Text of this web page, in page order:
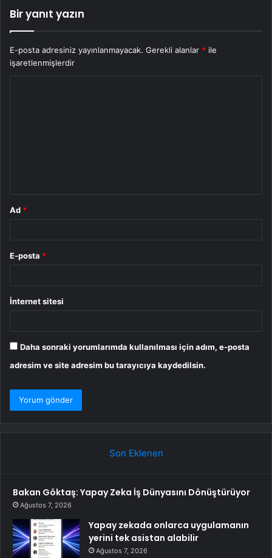
Bir yanıt yazın
E-posta adresiniz yayınlanmayacak. Gerekli alanlar * ile
işaretlenmişlerdir
Ad *
E-posta *
İnternet sitesi
Daha sonraki yorumlarımda kullanılması için adım, e-posta
adresim ve site adresim bu tarayıcıya kaydedilsin.
Son Eklenen
Bakan Göktaş: Yapay Zeka İş Dünyasını Dönüştürüyor
Ağustos 7, 2026
Yapay zekada onlarca uygulamanın
yerini tek asistan alabilir
Ağustos 7, 2026